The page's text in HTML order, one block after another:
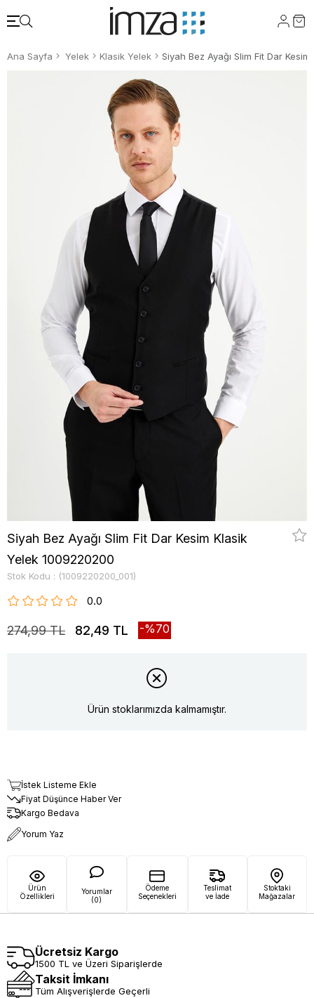
Ana Sayfa Yelek Klasik Yelek
Siyah Bez Ayağı Slim Fit Dar Kesim Klasik
Yelek 1009220200
Stok Kodu (1009220200_001)
0.0
274,99 TL 82,49 TL 70
Ürün stoklarımızda kalmamıştır.
İstek Listeme Ekle
Fiyat Düşünce Haber Ver
Kargo Bedava
Yorum Yaz
Ürün
Özellikleri
Yorumlar
(0)
Ödeme
Seçenekleri
Teslimat
ve İade
Stoktaki
Mağazalar
Ücretsiz Kargo
1500 TL ve Üzeri Siparişlerde
Taksit İmkanı
Tüm Alışverişlerde Geçerli